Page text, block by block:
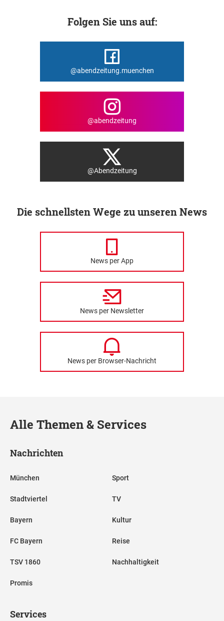
Folgen Sie uns auf:
@abendzeitung.muenchen
@abendzeitung
@Abendzeitung
Die schnellsten Wege zu unseren News
News per App
News per Newsletter
News per Browser-Nachricht
Alle Themen & Services
Nachrichten
München
Stadtviertel
Bayern
FC Bayern
TSV 1860
Promis
Sport
TV
Kultur
Reise
Nachhaltigkeit
Services